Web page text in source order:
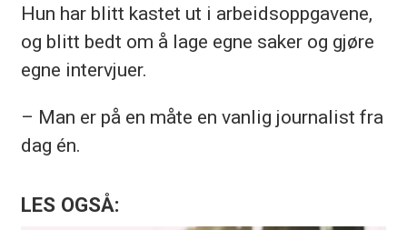
Hun har blitt kastet ut i arbeidsoppgavene,
og blitt bedt om å lage egne saker og gjøre
egne intervjuer.
– Man er på en måte en vanlig journalist fra
dag én.
LES OGSÅ: